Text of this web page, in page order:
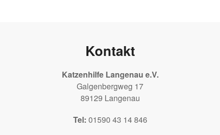
Kontakt
Katzenhilfe Langenau e.V.
Galgenbergweg 17
89129 Langenau
Tel: 01590 43 14 846